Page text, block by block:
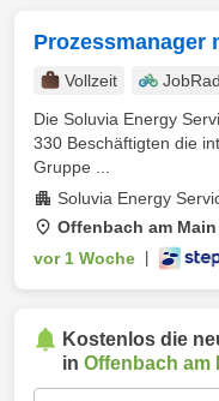
Prozessmanager
Vollzeit
JobRad
Die Soluvia Energy
330 Beschäftigten die
Gruppe ...
Soluvia Energy
Offenbach am Main
vor 1 Woche
Kostenlos die
in Offenbach am